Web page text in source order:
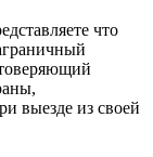
что
выезде из своей